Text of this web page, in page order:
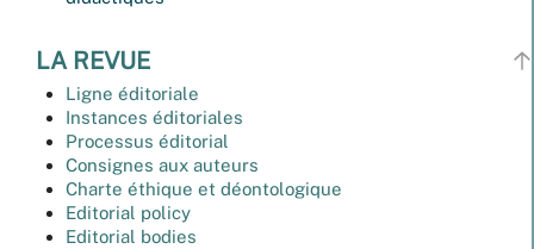
LA REVUE
Ligne éditoriale
Instances éditoriales
Processus éditorial
Consignes aux auteurs
Charte éthique et déontologique
Editorial policy
Editorial bodies